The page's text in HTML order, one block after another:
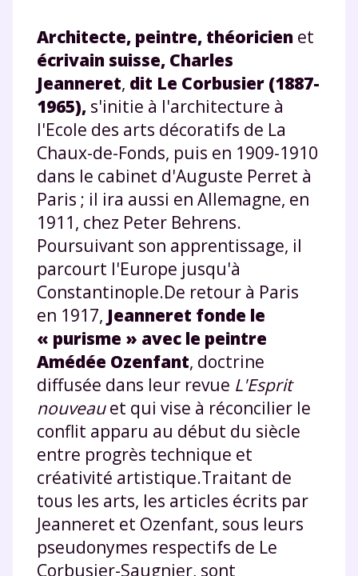
Architecte, peintre, théoricien et
écrivain suisse, Charles
Jeanneret, dit Le Corbusier (1887-
1965), s'initie à l'architecture à
l'Ecole des arts décoratifs de La
Chaux-de-Fonds, puis en 1909-1910
dans le cabinet d'Auguste Perret à
Paris ; il ira aussi en Allemagne, en
1911, chez Peter Behrens.
Poursuivant son apprentissage, il
parcourt l'Europe jusqu'à
Constantinople.De retour à Paris
en 1917, Jeanneret fonde le
« purisme » avec le peintre
Amédée Ozenfant, doctrine
diffusée dans leur revue L'Esprit
nouveauet qui vise à réconcilier le
conflit apparu au début du siècle
entre progrès technique et
créativité artistique.Traitant de
tous les arts, les articles écrits par
Jeanneret et Ozenfant, sous leurs
pseudonymes respectifs de Le
Corbusier-Saugnier, sont